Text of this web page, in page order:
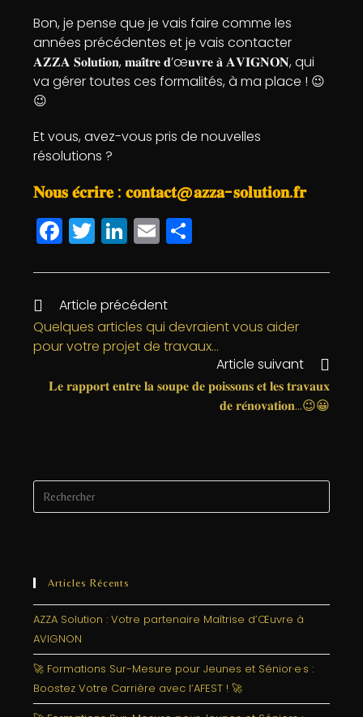
Bon, je pense que je vais faire comme les
années précédentes et je vais contacter
𝐀𝐙𝐙𝐀 𝐒𝐨𝐥𝐮𝐭𝐢𝐨𝐧, 𝐦𝐚𝐢̂𝐭𝐫𝐞 𝐝’œ𝐮𝐯𝐫𝐞 𝐚̀ 𝐀𝐕𝐈𝐆𝐍𝐎𝐍, qui
va gérer toutes ces formalités, à ma place ! 😉
😉
Et vous, avez-vous pris de nouvelles
résolutions ?
𝐍𝐨𝐮𝐬 𝐞́𝐜𝐫𝐢𝐫𝐞 : 𝐜𝐨𝐧𝐭𝐚𝐜𝐭@𝐚𝐳𝐳𝐚-𝐬𝐨𝐥𝐮𝐭𝐢𝐨𝐧.𝐟𝐫
F
a
c
e
b
o
o
T
w
itt
e
r
Li
n
k
e
dI
n
E
m
ai
l
rt
g
e
r
Article précédent
Quelques articles qui devraient vous aider
pour votre projet de travaux…
Article suivant
𝐋𝐞 𝐫𝐚𝐩𝐩𝐨𝐫𝐭 𝐞𝐧𝐭𝐫𝐞 𝐥𝐚 𝐬𝐨𝐮𝐩𝐞 𝐝𝐞 𝐩𝐨𝐢𝐬𝐬𝐨𝐧𝐬 𝐞𝐭 𝐥𝐞𝐬 𝐭𝐫𝐚𝐯𝐚𝐮𝐱
𝐝𝐞 𝐫𝐞́𝐧𝐨𝐯𝐚𝐭𝐢𝐨𝐧…😉😀
Articles Récents
AZZA Solution : Votre partenaire Maîtrise d’Œuvre à
AVIGNON
🚀 Formations Sur-Mesure pour Jeunes et Sénior·e·s :
Boostez Votre Carrière avec l’AFEST ! 🚀